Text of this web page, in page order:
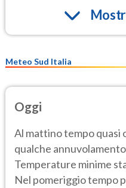
Meteo Sud Italia
Oggi
Al mattino tempo quasi
qualche
Temperature minime
Nel pomeriggio tempo